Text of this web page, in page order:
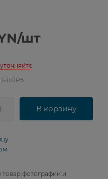
/шт
110P5
В корзину
фотографии и